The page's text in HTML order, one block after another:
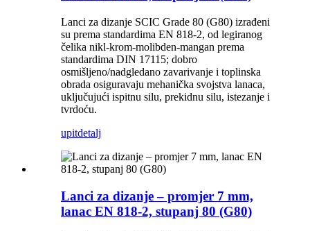
Lanci za dizanje SCIC Grade 80 (G80) izrađeni
su prema standardima EN 818-2, od legiranog
čelika nikl-krom-molibden-mangan prema
standardima DIN 17115; dobro
osmišljeno/nadgledano zavarivanje i toplinska
obrada osiguravaju mehanička svojstva lanaca,
uključujući ispitnu silu, prekidnu silu, istezanje i
tvrdoću.
upitdetalj
Lanci za dizanje – promjer 7 mm,
lanac EN 818-2, stupanj 80 (G80)